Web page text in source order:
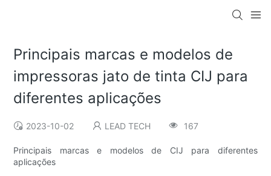
Principais marcas e modelos de
impressoras jato de tinta CIJ para
diferentes aplicações
2023-10-02 LEAD TECH 167
Principais marcas e modelos de CIJ para diferentes
aplicações